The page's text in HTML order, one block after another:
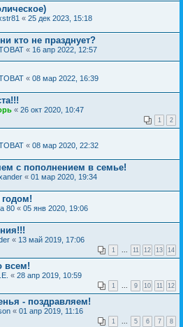
« 25 дек 2023, 15:18
кто не празднует?
« 16 апр 2022, 12:57
« 08 мар 2022, 16:39
« 26 окт 2020, 10:47
1 2
« 08 мар 2020, 22:32
с пополнением в семье!
« 01 мар 2020, 19:34
80 « 05 янв 2020, 19:06
« 13 май 2019, 17:06
1 ... 11 12 13 14
всем!
« 28 апр 2019, 10:59
1 ... 9 10 11 12
- поздравляем!
« 01 апр 2019, 11:16
1 ... 5 6 7 8